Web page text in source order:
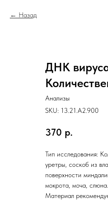
Назад
ДНК
Анализы
SKU: 13.21.A2.900
370 р.
Тип исследования:
уретры, соскоб из
поверхности
мокрота, моча,
Материал